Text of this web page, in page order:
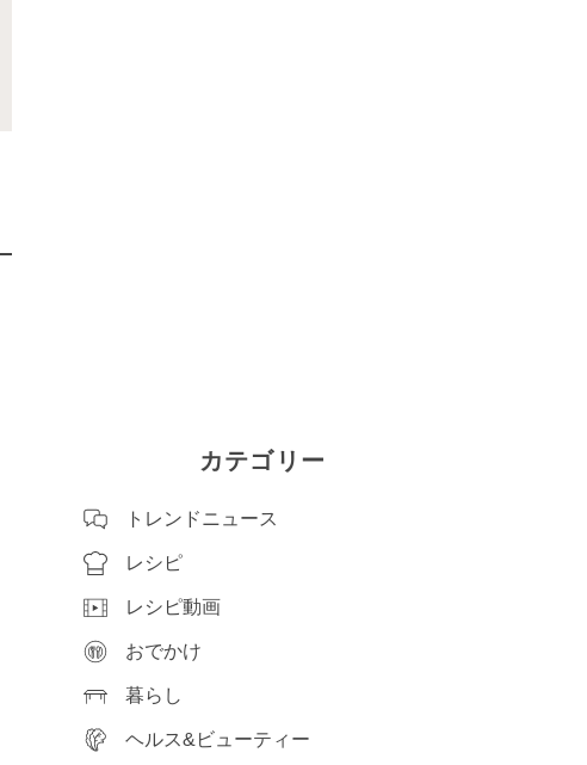
カテゴリー
トレンドニュース
レシピ
レシピ動画
おでかけ
暮らし
ヘルス&ビューティー